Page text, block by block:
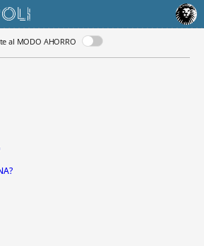
al MODO AHORRO